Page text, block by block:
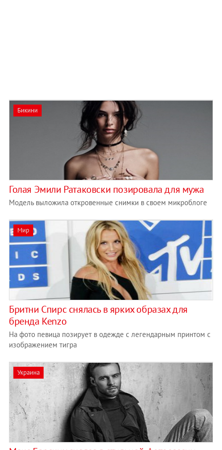
Бикини
Голая Эмили Ратаковски позировала для мужа
Модель выложила откровенные снимки в своем микроблоге
Мир
Бритни Спирс снялась в ярких образах для
бренда Kenzo
На фото певица позирует в одежде с легендарным принтом с
изображением тигра
Украина